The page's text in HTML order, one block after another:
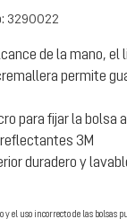
3290022
de la mano, el
permite
para fijar la bolsa
3M
duradero y
y el uso incorrecto de las bolsas